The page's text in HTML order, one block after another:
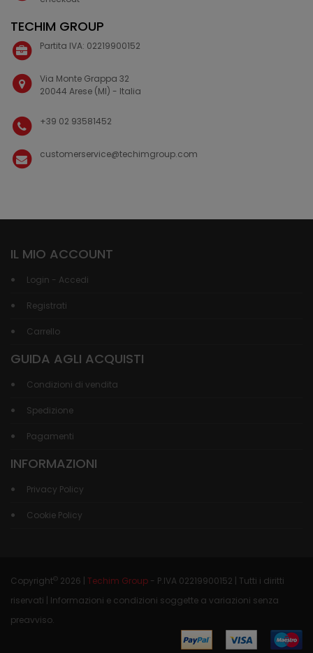
TECHIM GROUP
Partita IVA: 02219900152
Via Monte Grappa 32
20044 Arese (MI) - Italia
+39 02 93581452
customerservice@techimgroup.com
IL MIO ACCOUNT
Login - Accedi
Registrati
Carrello
GUIDA AGLI ACQUISTI
Condizioni di vendita
Spedizione
Pagamenti
INFORMAZIONI
Privacy Policy
Cookie Policy
Copyright© 2026 | Techim Group - P.IVA 02219900152 | Tutti i diritti
riservati | Informazioni e condizioni soggette a variazioni senza
preavviso.